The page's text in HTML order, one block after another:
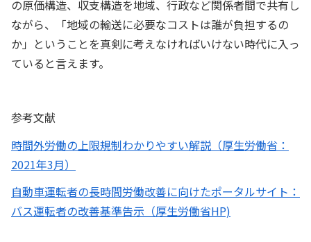
の原価構造、収支構造を地域、行政など関係者間で共有し
ながら、「地域の輸送に必要なコストは誰が負担するの
か」ということを真剣に考えなければいけない時代に入っ
ていると言えます。
参考文献
時間外労働の上限規制わかりやすい解説（厚生労働省：
2021年3月）
自動車運転者の長時間労働改善に向けたポータルサイト：
バス運転者の改善基準告示（厚生労働省HP)